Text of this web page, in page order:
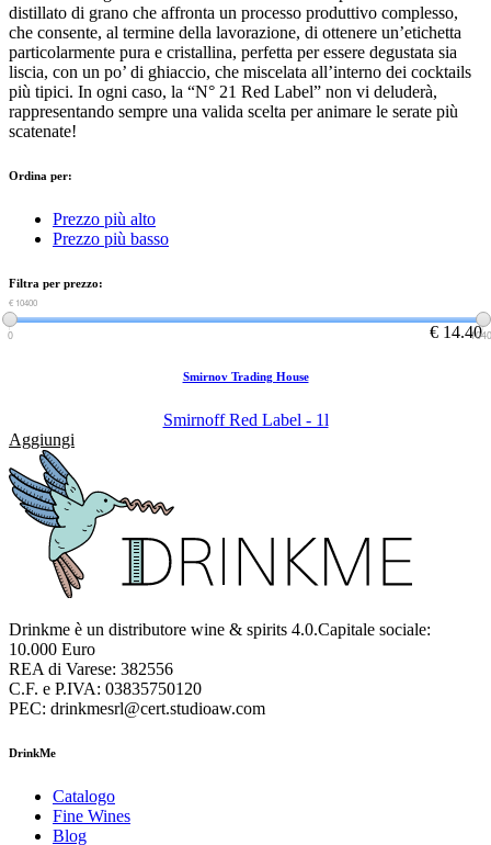
distillato di grano che affronta un processo produttivo complesso,
che consente, al termine della lavorazione, di ottenere un’etichetta
particolarmente pura e cristallina, perfetta per essere degustata sia
liscia, con un po’ di ghiaccio, che miscelata all’interno dei cocktails
più tipici. In ogni caso, la “N° 21 Red Label” non vi deluderà,
rappresentando sempre una valida scelta per animare le serate più
scatenate!
Ordina per:
Prezzo più alto
Prezzo più basso
Filtra per prezzo:
€ 0
€ 10400
0 € 14.40
Smirnov Trading House
Smirnoff Red Label - 1l
Aggiungi
Drinkme è un distributore wine & spirits 4.0.Capitale sociale:
10.000 Euro
REA di Varese: 382556
C.F. e P.IVA: 03835750120
PEC: drinkmesrl@cert.studioaw.com
DrinkMe
Catalogo
Fine Wines
Blog